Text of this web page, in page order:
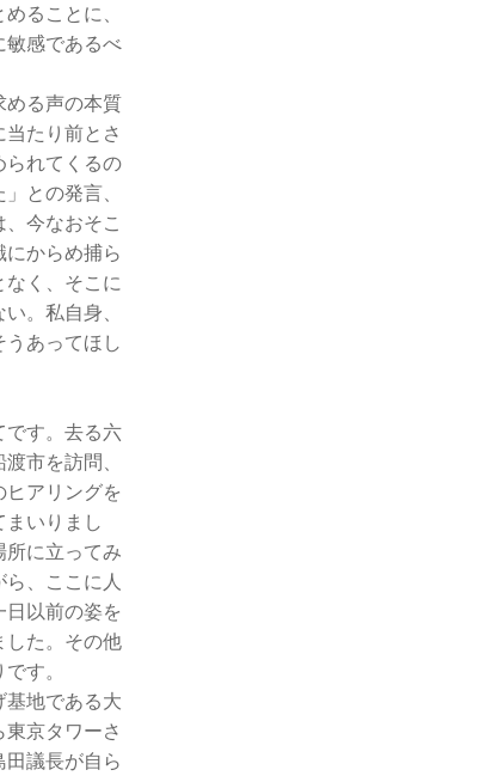
ることに、
敏感であるべ
る声の本質
たり前とさ
られてくるの
との発言、
今なおそこ
からめ捕ら
く、そこに
。私自身、
あってほし
す。去る六
市を訪問、
ヒアリングを
いりまし
所に立ってみ
、ここに人
以前の姿を
した。その他
す。
地である大
京タワーさ
議長が自ら